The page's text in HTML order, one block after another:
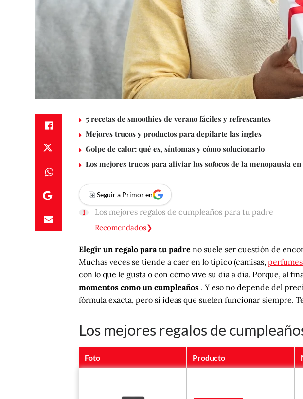
5 recetas de smoothies de verano fáciles y refrescantes
Mejores trucos y productos para depilarte las ingles
Golpe de calor: qué es, síntomas y cómo solucionarlo
Los mejores trucos para aliviar los sofocos de la menopausia
Seguir a Primor en
Los mejores regalos de cumpleaños para tu padre
Recomendados
Elegir un regalo para tu padre no suele ser cuestión de
Muchas veces se tiende a caer en lo típico (camisas, perfumes
con lo que le gusta o con cómo vive su día a día. Porque, al
momentos como un cumpleaños . Y eso no depende del
fórmula exacta, pero sí ideas que suelen funcionar siempre.
Los mejores regalos de
Foto Producto